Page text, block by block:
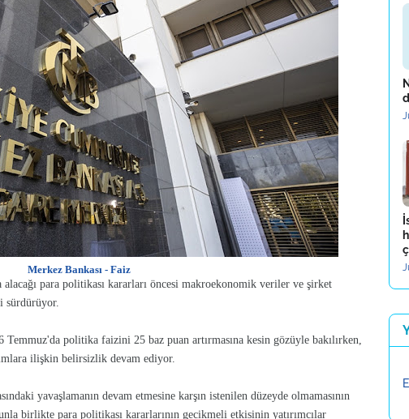
Merkez Bankası - Faiz
para politikası kararları öncesi makroekonomik veriler ve şirket
sürdürüyor.
politika faizini 25 baz puan artırmasına kesin gözüyle bakılırken,
ilişkin belirsizlik devam ediyor.
yavaşlamanın devam etmesine karşın istenilen düzeyde olmamasının
birlikte para politikası kararlarının gecikmeli etkisinin yatırımcılar